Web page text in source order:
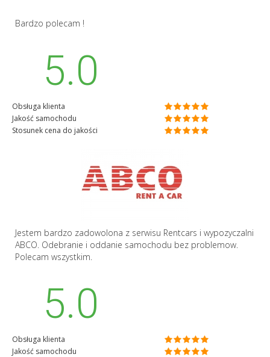
Bardzo polecam !
5.0
Obsługa klienta
Jakość samochodu
Stosunek cena do jakości
Jestem bardzo zadowolona z serwisu Rentcars i wypozyczalni
ABCO. Odebranie i oddanie samochodu bez problemow.
Polecam wszystkim.
5.0
Obsługa klienta
Jakość samochodu